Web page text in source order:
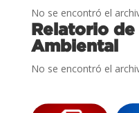
No se encontró el
Relatorio
Ambiental
No se encontró el